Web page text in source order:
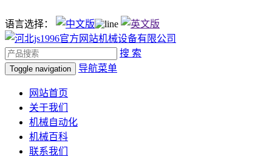
语言选择：
搜 索
Toggle navigation 导航菜单
网站首页
关于我们
机械自动化
机械百科
联系我们